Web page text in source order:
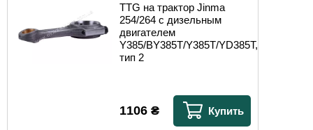
TTG на трактор Jinma
254/264 с дизельным
двигателем
Y385/BY385T/Y385T/YD385T,
тип 2
1106 ₴ Купить